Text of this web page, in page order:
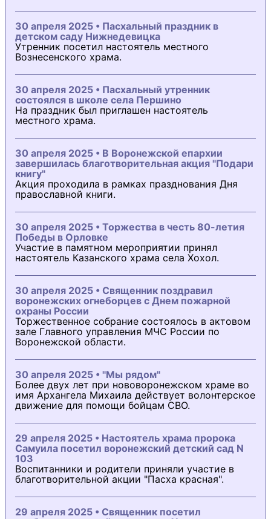
30 апреля 2025 • Пасхальный праздник в
детском саду Нижнедевицка
Утренник посетил настоятель местного
Вознесенского храма.
30 апреля 2025 • Пасхальный утренник
состоялся в школе села Першино
На праздник был приглашен настоятель
местного храма.
30 апреля 2025 • В Воронежской епархии
завершилась благотворительная акция "Подари
книгу"
Акция проходила в рамках празднования Дня
православной книги.
30 апреля 2025 • Торжества в честь 80-летия
Победы в Орловке
Участие в памятном мероприятии принял
настоятель Казанского храма села Хохол.
30 апреля 2025 • Священник поздравил
воронежских огнеборцев с Днем пожарной
охраны России
Торжественное собрание состоялось в актовом
зале Главного управления МЧС России по
Воронежской области.
30 апреля 2025 • "Мы рядом"
Более двух лет при нововоронежском храме во
имя Архангела Михаила действует волонтерское
движение для помощи бойцам СВО.
29 апреля 2025 • Настоятель храма пророка
Самуила посетил воронежский детский сад N
103
Воспитанники и родители приняли участие в
благотворительной акции "Пасха красная".
29 апреля 2025 • Священник посетил